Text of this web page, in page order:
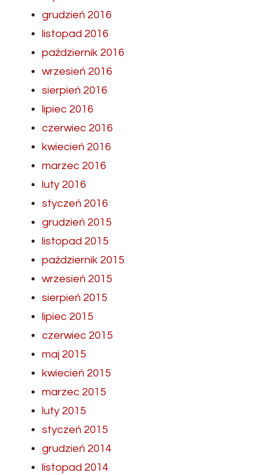
grudzień 2016
listopad 2016
październik 2016
wrzesień 2016
sierpień 2016
lipiec 2016
czerwiec 2016
kwiecień 2016
marzec 2016
luty 2016
styczeń 2016
grudzień 2015
listopad 2015
październik 2015
wrzesień 2015
sierpień 2015
lipiec 2015
czerwiec 2015
maj 2015
kwiecień 2015
marzec 2015
luty 2015
styczeń 2015
grudzień 2014
listopad 2014